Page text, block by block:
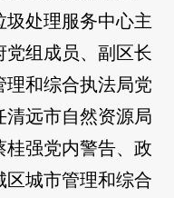
圾处理服务中心主
党组成员、副区长
理和综合执法局党
清远市自然资源局
桂强党内警告、政
区城市管理和综合